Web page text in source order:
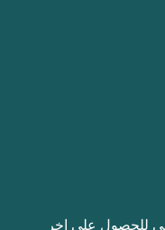
للحصول على اخر